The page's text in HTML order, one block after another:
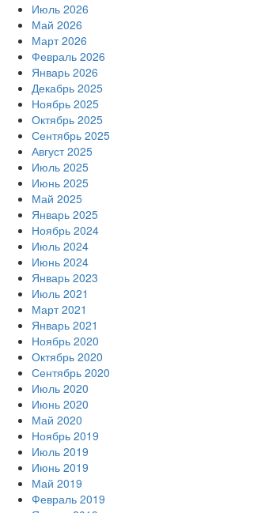
Июль 2026
Май 2026
Март 2026
Февраль 2026
Январь 2026
Декабрь 2025
Ноябрь 2025
Октябрь 2025
Сентябрь 2025
Август 2025
Июль 2025
Июнь 2025
Май 2025
Январь 2025
Ноябрь 2024
Июль 2024
Июнь 2024
Январь 2023
Июль 2021
Март 2021
Январь 2021
Ноябрь 2020
Октябрь 2020
Сентябрь 2020
Июль 2020
Июнь 2020
Май 2020
Ноябрь 2019
Июль 2019
Июнь 2019
Май 2019
Февраль 2019